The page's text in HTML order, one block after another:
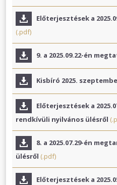
Előterjesztések a
(.pdf)
9. a 2025.09.22-én
Kisbíró 2025.
Előterjesztések a
rendkívüli nyilvános ülésről
8. a 2025.07.29-én
ülésről (.pdf)
Előterjesztések a